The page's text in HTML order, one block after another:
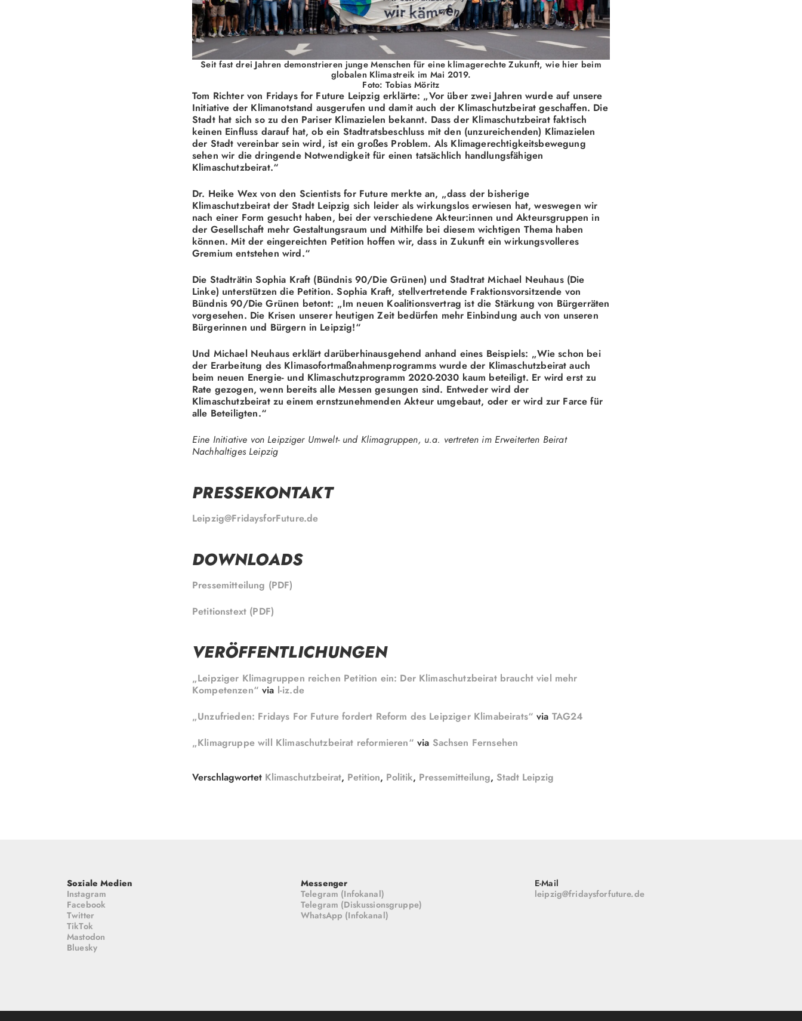
Seit fast drei Jahren demonstrieren junge Menschen für eine klimagerechte Zukunft, wie hier beim
globalen Klimastreik im Mai 2019.
Foto: Tobias Möritz
Tom Richter von Fridays for Future Leipzig erklärte: „Vor über zwei Jahren wurde auf unsere
Initiative der Klimanotstand ausgerufen und damit auch der Klimaschutzbeirat geschaffen. Die
Stadt hat sich so zu den Pariser Klimazielen bekannt. Dass der Klimaschutzbeirat faktisch
keinen Einfluss darauf hat, ob ein Stadtratsbeschluss mit den (unzureichenden) Klimazielen
der Stadt vereinbar sein wird, ist ein großes Problem. Als Klimagerechtigkeitsbewegung
sehen wir die dringende Notwendigkeit für einen tatsächlich handlungsfähigen
Klimaschutzbeirat.“
Dr. Heike Wex von den Scientists for Future merkte an, „dass der bisherige
Klimaschutzbeirat der Stadt Leipzig sich leider als wirkungslos erwiesen hat, weswegen wir
nach einer Form gesucht haben, bei der verschiedene Akteur:innen und Akteursgruppen in
der Gesellschaft mehr Gestaltungsraum und Mithilfe bei diesem wichtigen Thema haben
können. Mit der eingereichten Petition hoffen wir, dass in Zukunft ein wirkungsvolleres
Gremium entstehen wird.“
Die Stadträtin Sophia Kraft (Bündnis 90/Die Grünen) und Stadtrat Michael Neuhaus (Die
Linke) unterstützen die Petition. Sophia Kraft, stellvertretende Fraktionsvorsitzende von
Bündnis 90/Die Grünen betont: „Im neuen Koalitionsvertrag ist die Stärkung von Bürgerräten
vorgesehen. Die Krisen unserer heutigen Zeit bedürfen mehr Einbindung auch von unseren
Bürgerinnen und Bürgern in Leipzig!“
Und Michael Neuhaus erklärt darüberhinausgehend anhand eines Beispiels: „Wie schon bei
der Erarbeitung des Klimasofortmaßnahmenprogramms wurde der Klimaschutzbeirat auch
beim neuen Energie- und Klimaschutzprogramm 2020-2030 kaum beteiligt. Er wird erst zu
Rate gezogen, wenn bereits alle Messen gesungen sind. Entweder wird der
Klimaschutzbeirat zu einem ernstzunehmenden Akteur umgebaut, oder er wird zur Farce für
alle Beteiligten.“
Eine Initiative von Leipziger Umwelt- und Klimagruppen, u.a. vertreten im Erweiterten Beirat
Nachhaltiges Leipzig
PRESSEKONTAKT
Leipzig@FridaysforFuture.de
DOWNLOADS
Pressemitteilung (PDF)
Petitionstext (PDF)
VERÖFFENTLICHUNGEN
„Leipziger Klimagruppen reichen Petition ein: Der Klimaschutzbeirat braucht viel mehr
Kompetenzen“ via l-iz.de
„Unzufrieden: Fridays For Future fordert Reform des Leipziger Klimabeirats“ via TAG24
„Klimagruppe will Klimaschutzbeirat reformieren“ via Sachsen Fernsehen
Verschlagwortet Klimaschutzbeirat, Petition, Politik, Pressemitteilung, Stadt Leipzig
Soziale Medien
Instagram
Facebook
Twitter
TikTok
Mastodon
Bluesky
Messenger
Telegram (Infokanal)
Telegram (Diskussionsgruppe)
WhatsApp (Infokanal)
E-Mail
leipzig@fridaysforfuture.de